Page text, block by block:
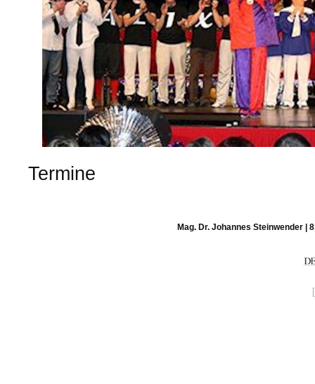
Termine
Mag. Dr. Johannes Steinwender |